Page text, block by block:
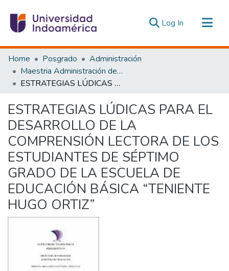
Log In (current)
Communities & Collections
All of DSpace
Statistics
Home Posgrado
Administración
Maestria Administración de las Organizaciones de la Economía Social y Solidaria
ESTRATEGIAS LÚDICAS PARA EL DESARROLLO DE LA COMPRENSIÓN LECTORA DE LOS ESTUDIANTES DE SÉPTIMO GRADO DE LA ESCUELA DE EDUCACIÓN BÁSICA “TENIENTE HUGO ORTIZ”
ESTRATEGIAS LÚDICAS PARA EL
DESARROLLO DE LA
COMPRENSIÓN LECTORA DE LOS
ESTUDIANTES DE SÉPTIMO
GRADO DE LA ESCUELA DE
EDUCACIÓN BÁSICA “TENIENTE
HUGO ORTIZ”